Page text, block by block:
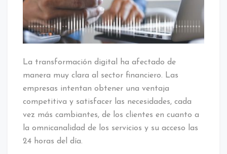
La transformación digital ha afectado de
manera muy clara al sector financiero. Las
empresas intentan obtener una ventaja
competitiva y satisfacer las necesidades, cada
vez más cambiantes, de los clientes en cuanto a
la omnicanalidad de los servicios y su acceso las
24 horas del día.